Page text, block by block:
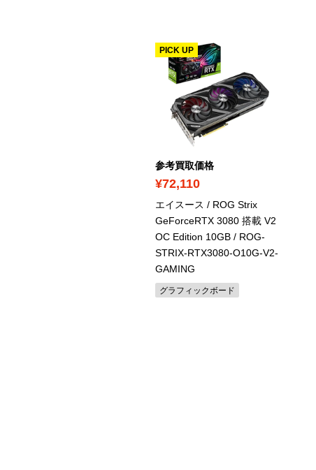
参考買取価格
¥72,110
PICK UP
エイスース / ROG Strix
GeForceRTX 3080 搭載 V2
OC Edition 10GB / ROG-
STRIX-RTX3080-O10G-V2-
GAMING
グラフィックボード